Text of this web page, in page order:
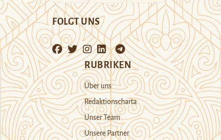
FOLGT UNS
RUBRIKEN
Über uns
Redaktionscharta
Unser Team
Unsere Partner